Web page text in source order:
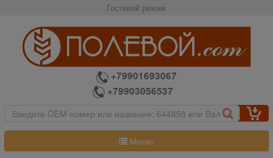
Гостевой режим
+79901693067
+79903056537
Меню